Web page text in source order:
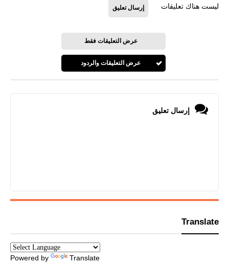
ليست هناك تعليقات إرسال تعليق
عرض التعليقات فقط
عرض التعليقات والردود
إرسال تعليق
Translate
Powered by Translate